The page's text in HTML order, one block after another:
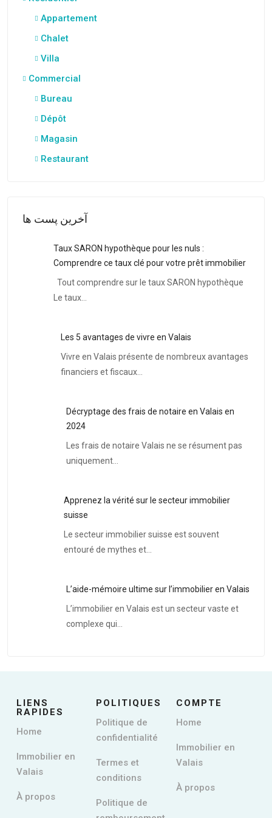
Appartement
Chalet
Villa
Commercial
Bureau
Dépôt
Magasin
Restaurant
آخرین پست ها
Taux SARON hypothèque pour les nuls :
Comprendre ce taux clé pour votre prêt immobilier
Tout comprendre sur le taux SARON hypothèque
Le taux…
Les 5 avantages de vivre en Valais
Vivre en Valais présente de nombreux avantages
financiers et fiscaux…
Décryptage des frais de notaire en Valais en
2024
Les frais de notaire Valais ne se résument pas
uniquement…
Apprenez la vérité sur le secteur immobilier
suisse
Le secteur immobilier suisse est souvent
entouré de mythes et…
L’aide-mémoire ultime sur l’immobilier en Valais
L’immobilier en Valais est un secteur vaste et
complexe qui…
LIENS
RAPIDES
Home
Immobilier en
Valais
À propos
POLITIQUES
Politique de
confidentialité
Termes et
conditions
Politique de
COMPTE
Home
Immobilier en
Valais
À propos